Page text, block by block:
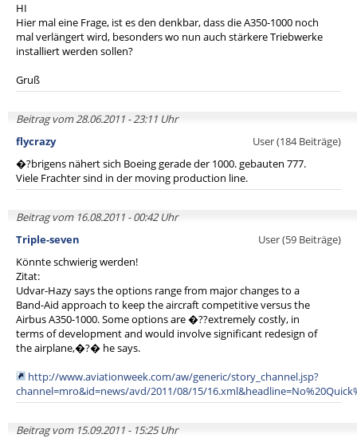
HI
Hier mal eine Frage, ist es den denkbar, dass die A350-1000 noch
mal verlängert wird, besonders wo nun auch stärkere Triebwerke
installiert werden sollen?
Gruß
Beitrag vom 28.06.2011 - 23:11 Uhr
flycrazy
User (184 Beiträge)
�?brigens nähert sich Boeing gerade der 1000. gebauten 777.
Viele Frachter sind in der moving production line.
Beitrag vom 16.08.2011 - 00:42 Uhr
Triple-seven
User (59 Beiträge)
Könnte schwierig werden!
Zitat:
Udvar-Hazy says the options range from major changes to a
Band-Aid approach to keep the aircraft competitive versus the
Airbus A350-1000. Some options are �??extremely costly, in
terms of development and would involve significant redesign of
the airplane,�?� he says.
http://www.aviationweek.com/aw/generic/story_channel.jsp?
channel=mro&id=news/avd/2011/08/15/
Beitrag vom 15.09.2011 - 15:25 Uhr